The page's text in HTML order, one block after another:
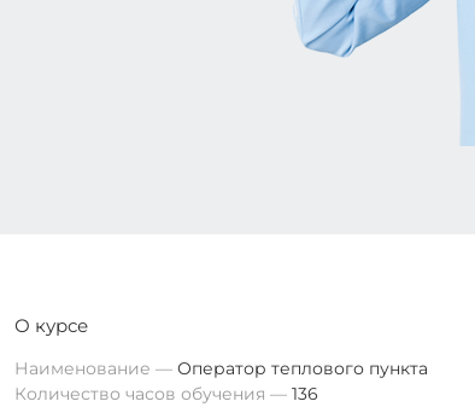
О курсе
Наименование
Оператор теплового пункта
Количество часов обучения
136